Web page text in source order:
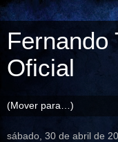
Fernando
Oficial
sábado, 30 de abril de